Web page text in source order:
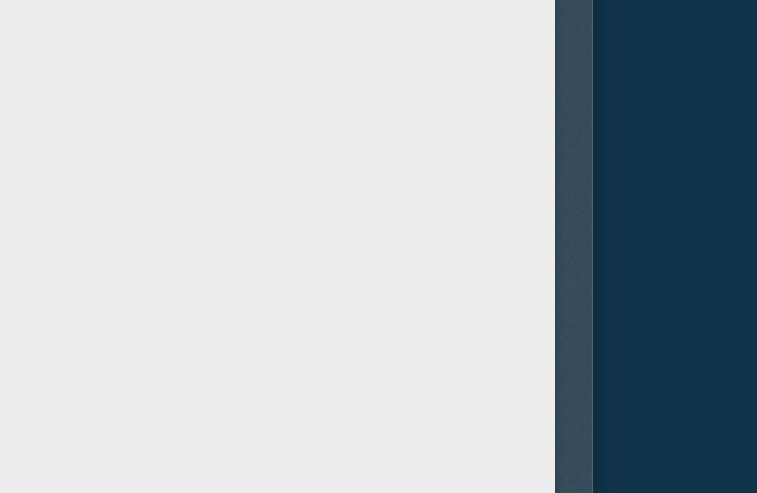
más de un siglo, "Cuento de Invierno" es una historia de
bien y el mal. La película está protagonizada por Colin
"Downtown Abbey"), y los ganadores del Oscar®
beso de la mujer araña"), Eva Marie Saint ("La ley del
Tale" presenta a dos nuevos jóvenes actores Ripley Sobo